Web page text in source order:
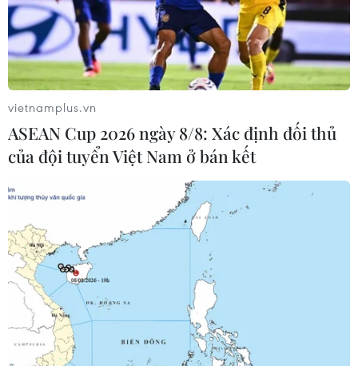
TP.HCM xây dựng kế hoạch triển khai kết
luận của Thanh tra Chính phủ
19/07/2019 10:39
Chủ tịch Ủy ban Nhân dân yêu cầu các sở, ban, ngành
vietnamplus.vn
ASEAN Cup 2026 ngày 8/8: Xác định đối thủ
của đội tuyển Việt Nam ở bán kết